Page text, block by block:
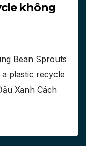
không
Bean Sprouts
plastic recycle
Xanh Cách